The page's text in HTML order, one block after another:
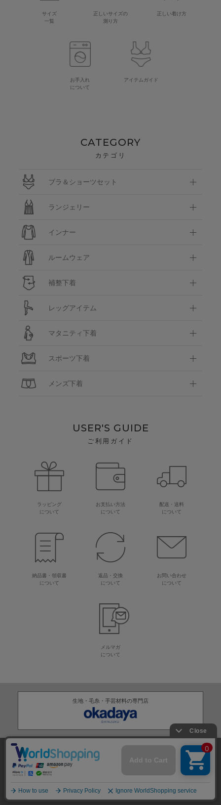
サイズ
一覧
正しいサイズの
測り方
正しい着け方
お手入れ
について
アイテムガイド
CATEGORY
カテゴリ
ブラ＆ショーツセット
ランジェリー
インナー
ルームウェア
補整下着
レッグアイテム
マタニティ下着
スポーツ下着
メンズ下着
USER'S GUIDE
ご利用ガイド
ラッピング
について
お支払い方法
について
配送・送料
について
納品書・領収書
について
返品・交換
について
お問い合わせ
について
メルマガ
について
生地・毛糸・手芸材料の専門店
株式会社オカダヤ
特定商取引法に基づく表記 プライバシーポリシー サイトマップ
2012-2026OKADAYA CO.,LTD.